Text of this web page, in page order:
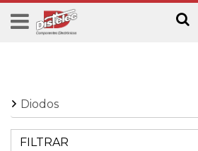
Diodos
FILTRAR